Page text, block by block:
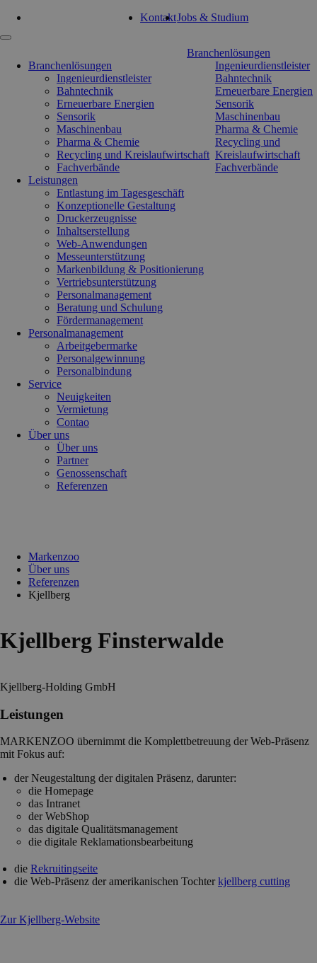
Tel: 0351 47 93 41 92 KontaktJobs & Studium
Navigation
Branchenlösungen
Ingenieurdienstleister
Bahntechnik
Erneuerbare Energien
Sensorik
Maschinenbau
Pharma & Chemie
Recycling und
Kreislaufwirtschaft
Fachverbände
Branchenlösungen
Ingenieurdienstleister
Bahntechnik
Erneuerbare Energien
Sensorik
Maschinenbau
Pharma & Chemie
Recycling und Kreislaufwirtschaft
Fachverbände
Leistungen
Entlastung im Tagesgeschäft
Konzeptionelle Gestaltung
Druckerzeugnisse
Inhaltserstellung
Web-Anwendungen
Messeunterstützung
Markenbildung & Positionierung
Vertriebsunterstützung
Personalmanagement
Beratung und Schulung
Fördermanagement
Personalmanagement
Arbeitgebermarke
Personalgewinnung
Personalbindung
Service
Neuigkeiten
Vermietung
Contao
Über uns
Über uns
Partner
Genossenschaft
Referenzen
Markenzoo
Über uns
Referenzen
Kjellberg
Kjellberg Finsterwalde
Kjellberg-Holding GmbH
Leistungen
MARKENZOO übernimmt die Komplettbetreuung der Web-Präsenz
mit Fokus auf:
der Neugestaltung der digitalen Präsenz, darunter:
die Homepage
das Intranet
der WebShop
das digitale Qualitätsmanagement
die digitale Reklamationsbearbeitung
die Rekruitingseite
die Web-Präsenz der amerikanischen Tochterkjellberg cutting
Zur Kjellberg-Website